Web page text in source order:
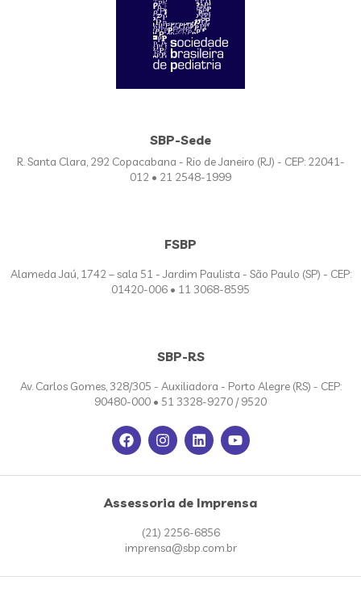
SBP-Sede
R. Santa Clara, 292 Copacabana - Rio de Janeiro (RJ) - CEP: 22041-
012 • 21 2548-1999
FSBP
Alameda Jaú, 1742 – sala 51 - Jardim Paulista - São Paulo (SP) - CEP:
01420-006 • 11 3068-8595
SBP-RS
Av. Carlos Gomes, 328/305 - Auxiliadora - Porto Alegre (RS) - CEP:
90480-000 • 51 3328-9270 / 9520
Assessoria de Imprensa
(21) 2256-6856
imprensa@sbp.com.br